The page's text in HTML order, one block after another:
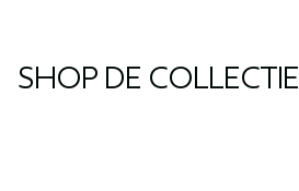
SHOP DE COLLECTIE